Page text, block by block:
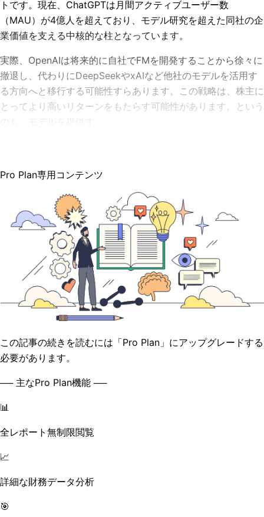
トです。現在、ChatGPTは月間アクティブユーザー数
（MAU）が4億人を超えており、モデル研究を超えた同社の企
業価値を支える中核的な柱となっています。
実際、OpenAIは将来的に自社でFMを開発することから徐々に
撤退し、代わりにDeepSeekやxAIなど他社のモデルを活用す
る方向へと移行する可能性すらあります。この戦略は、株主に
とってより高いリターンをもたらす可能性があります。という
Pro Plan専用コンテンツ
この記事の続きを読むには「Pro Plan」にアップグレードする
必要があります。
── 主なPro Plan機能 ──
📊
全レポート無制限閲覧
📈
詳細な財務データ分析
🎯